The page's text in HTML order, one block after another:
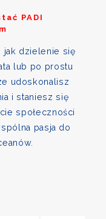
PADI
jak dzielenie się
lub po prostu
udoskonalisz
i staniesz się
społeczności
pasja do